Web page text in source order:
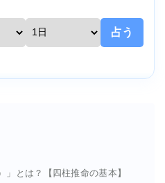
占う
」とは？【四柱推命の基本】